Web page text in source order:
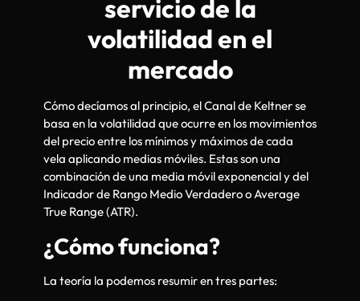
servicio de la
volatilidad en el
mercado
Cómo decíamos al principio, el Canal de Keltner se
basa en la volatilidad que ocurre en los movimientos
del precio entre los mínimos y máximos de cada
vela aplicando medias móviles. Estas son una
combinación de una media móvil exponencial y del
Indicador de Rango Medio Verdadero o Average
True Range (ATR).
¿Cómo funciona?
La teoría la podemos resumir en tres partes: